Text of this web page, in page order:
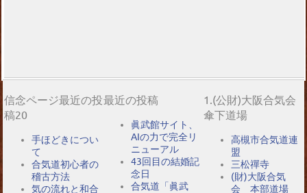
信念ページ最近の投
稿20
手ほどきについ
て
合気道初心者の
稽古方法
気の流れと和合
最近の投稿
眞武館サイト、
AIの力で完全リ
ニューアル
43回目の結婚記
念日
合気道「眞武
1.(公財)大阪合気会
傘下道場
高槻市合気道連
盟
三松禪寺
(財)大阪合気
会 本部道場